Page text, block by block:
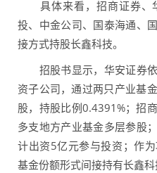
具体来看，招商证券、
投、中金公司、国泰海通、
接方式持股长鑫科技。
招股书显示，华安证券依
资子公司，通过两只产业基
股，持股比例0.4391%；招
多支地方产业基金多层参股
计出资5亿元参与投资；作
基金份额形式间接持有长鑫科